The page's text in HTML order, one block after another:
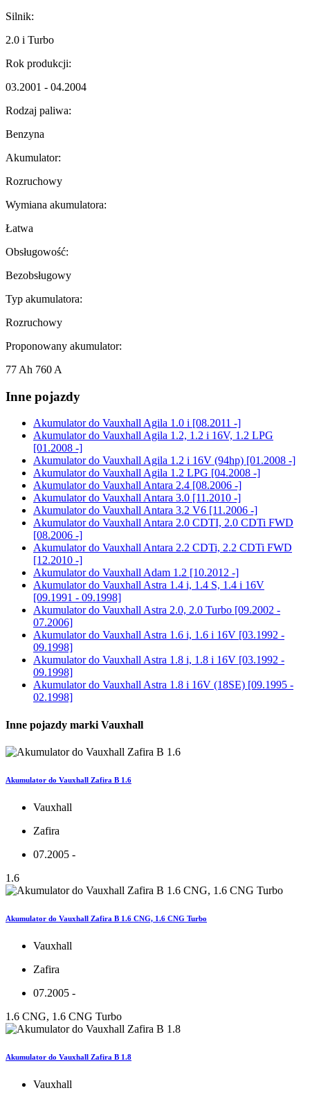
Silnik:
2.0 i Turbo
Rok produkcji:
03.2001 - 04.2004
Rodzaj paliwa:
Benzyna
Akumulator:
Rozruchowy
Wymiana akumulatora:
Łatwa
Obsługowość:
Bezobsługowy
Typ akumulatora:
Rozruchowy
Proponowany akumulator:
77 Ah 760 A
Inne pojazdy
Akumulator do Vauxhall Agila 1.0 i [08.2011 -]
Akumulator do Vauxhall Agila 1.2, 1.2 i 16V, 1.2 LPG
[01.2008 -]
Akumulator do Vauxhall Agila 1.2 i 16V (94hp) [01.2008 -]
Akumulator do Vauxhall Agila 1.2 LPG [04.2008 -]
Akumulator do Vauxhall Antara 2.4 [08.2006 -]
Akumulator do Vauxhall Antara 3.0 [11.2010 -]
Akumulator do Vauxhall Antara 3.2 V6 [11.2006 -]
Akumulator do Vauxhall Antara 2.0 CDTI, 2.0 CDTi FWD
[08.2006 -]
Akumulator do Vauxhall Antara 2.2 CDTi, 2.2 CDTi FWD
[12.2010 -]
Akumulator do Vauxhall Adam 1.2 [10.2012 -]
Akumulator do Vauxhall Astra 1.4 i, 1.4 S, 1.4 i 16V
[09.1991 - 09.1998]
Akumulator do Vauxhall Astra 2.0, 2.0 Turbo [09.2002 -
07.2006]
Akumulator do Vauxhall Astra 1.6 i, 1.6 i 16V [03.1992 -
09.1998]
Akumulator do Vauxhall Astra 1.8 i, 1.8 i 16V [03.1992 -
09.1998]
Akumulator do Vauxhall Astra 1.8 i 16V (18SE) [09.1995 -
02.1998]
Inne pojazdy marki Vauxhall
Akumulator do Vauxhall Zafira B 1.6
Vauxhall
Zafira
07.2005 -
1.6
Akumulator do Vauxhall Zafira B 1.6 CNG, 1.6 CNG Turbo
Vauxhall
Zafira
07.2005 -
1.6 CNG, 1.6 CNG Turbo
Akumulator do Vauxhall Zafira B 1.8
Vauxhall